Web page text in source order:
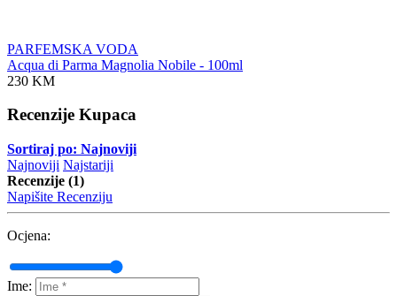
PARFEMSKA VODA
Acqua di Parma Magnolia Nobile - 100ml
230 KM
Recenzije Kupaca
Sortiraj po: Najnoviji
Najnoviji Najstariji
Recenzije (1)
Napišite Recenziju
Ocjena:
Ime: